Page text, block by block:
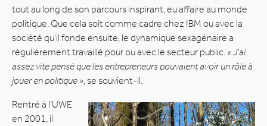
tout au long de son parcours inspirant, eu affaire au monde
politique. Que cela soit comme cadre chez IBM ou avec la
société qu’il fonde ensuite, le dynamique sexagénaire a
régulièrement travaillé pour ou avec le secteur public. « J’ai
assez vite pensé que les entrepreneurs pouvaient avoir un rôle à
jouer en politique » , se souvient-il.
Rentré à l’UWE
en 2001, il